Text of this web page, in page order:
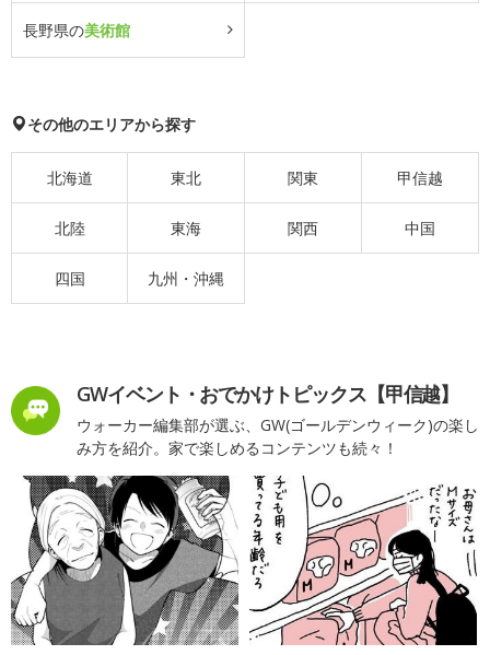
長野県の美術館
その他のエリアから探す
北海道 東北 関東 甲信越
北陸 東海 関西 中国
四国 九州・沖縄
GWイベント・おでかけトピックス【甲信越】
ウォーカー編集部が選ぶ、GW(ゴールデンウィーク)の楽し
み方を紹介。家で楽しめるコンテンツも続々！